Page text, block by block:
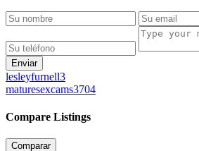
Enviar
lesleyfurnell3
maturesexcams3704
Compare Listings
Comparar